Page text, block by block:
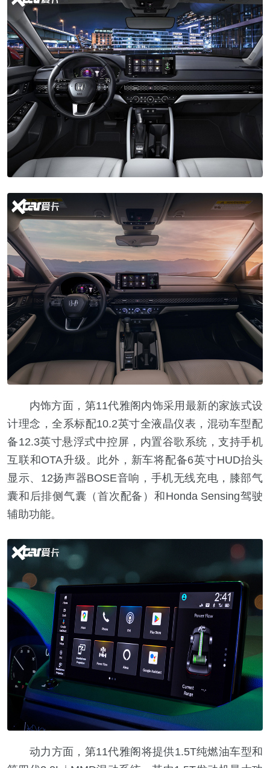
内饰方面，第11代雅阁内饰采用最新的家族式设
计理念，全系标配10.2英寸全液晶仪表，混动车型配
备12.3英寸悬浮式中控屏，内置谷歌系统，支持手机
互联和OTA升级。此外，新车将配备6英寸HUD抬头
显示、12扬声器BOSE音响，手机无线充电，膝部气
囊和后排侧气囊（首次配备）和Honda Sensing驾驶
辅助功能。
动力方面，第11代雅阁将提供1.5T纯燃油车型和